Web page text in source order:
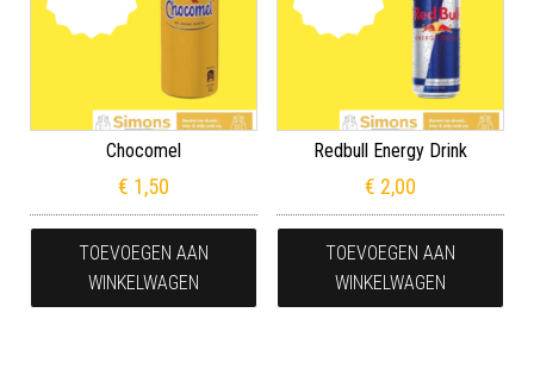
Chocomel
€ 1,50
TOEVOEGEN AAN
WINKELWAGEN
Redbull Energy Drink
€ 2,00
TOEVOEGEN AAN
WINKELWAGEN